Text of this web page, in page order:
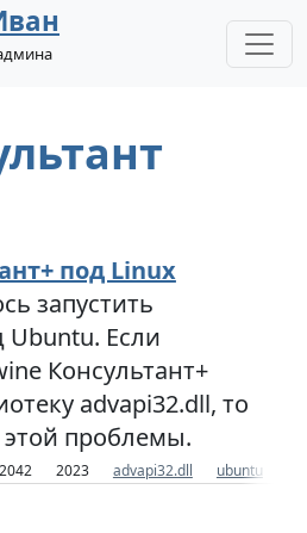
под Linux
запустить
Ubuntu. Если
Консультант+
advapi32.dll, то
проблемы.
2023 advapi32.dll ubuntu